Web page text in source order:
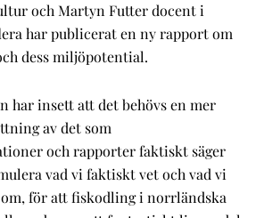
och Martyn Futter docent i
har publicerat en ny rapport om
dess miljöpotential.
har insett att det behövs en mer
av det som
och rapporter faktiskt säger
vad vi faktiskt vet och vad vi
för att fiskodling i norrländska